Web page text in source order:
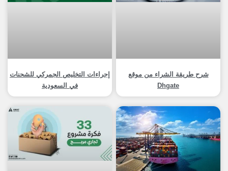
شرح طريقة الشراء من موقع
Dhgate
إجراءات التخليص الجمركي للشحنات
في السعودية